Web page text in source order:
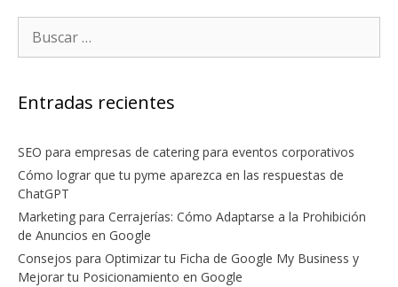
Entradas recientes
SEO para empresas de catering para eventos corporativos
Cómo lograr que tu pyme aparezca en las respuestas de
ChatGPT
Marketing para Cerrajerías: Cómo Adaptarse a la Prohibición
de Anuncios en Google
Consejos para Optimizar tu Ficha de Google My Business y
Mejorar tu Posicionamiento en Google